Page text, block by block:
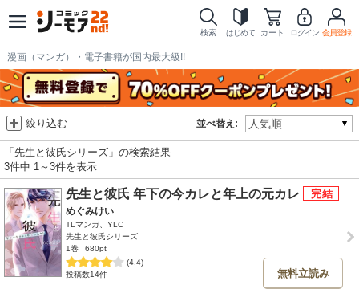
検索 はじめて カート ログイン 会員登録
漫画（マンガ）・電子書籍が国内最大級!!
並べ替え:
絞り込む
「先生と彼氏シリーズ」の検索結果
3件中 1～3件を表示
先生と彼氏 年下の今カレと年上の元カレ
めぐみけい
TLマンガ、YLC
先生と彼氏シリーズ
1巻
680pt
(4.4)
投稿数14件
無料立読み